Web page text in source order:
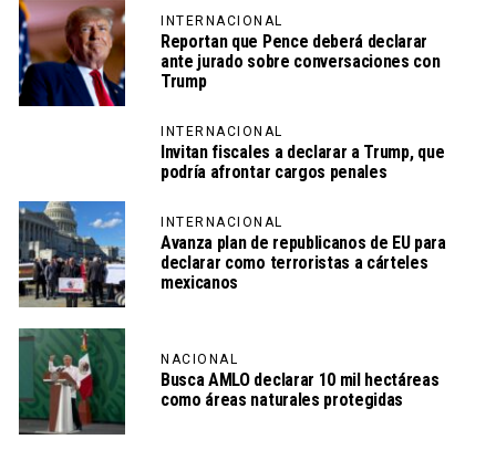
INTERNACIONAL
Reportan que Pence deberá declarar
ante jurado sobre conversaciones con
Trump
INTERNACIONAL
Invitan fiscales a declarar a Trump, que
podría afrontar cargos penales
INTERNACIONAL
Avanza plan de republicanos de EU para
declarar como terroristas a cárteles
mexicanos
NACIONAL
Busca AMLO declarar 10 mil hectáreas
como áreas naturales protegidas